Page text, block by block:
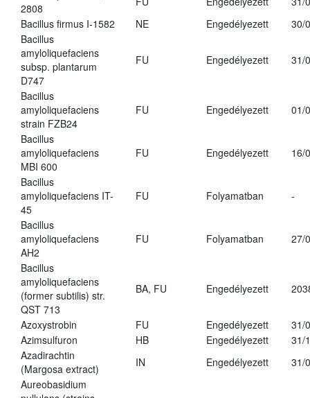
2808
Bacillus firmus I-1582
NE Engedélyezett
30/
Bacillus
amyloliquefaciens
subsp. plantarum
D747
FU Engedélyezett 31/
Bacillus
amyloliquefaciens
strain FZB24
FU Engedélyezett 01/
Bacillus
amyloliquefaciens
MBI 600
FU Engedélyezett 16/
Bacillus
amyloliquefaciens IT-
45
FU Folyamatban -
Bacillus
amyloliquefaciens
AH2
FU Folyamatban 27/
Bacillus
amyloliquefaciens
(former subtilis) str.
QST 713
BA, FU Engedélyezett
Azoxystrobin FU Engedélyezett
31/
Azimsulfuron
HB Engedélyezett
31/
Azadirachtin
(Margosa extract)
IN Engedélyezett
31/
Aureobasidium